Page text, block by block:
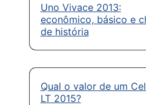
Uno Vivace 2013:
econômico, básico e
de história
Qual o valor de um
LT 2015?